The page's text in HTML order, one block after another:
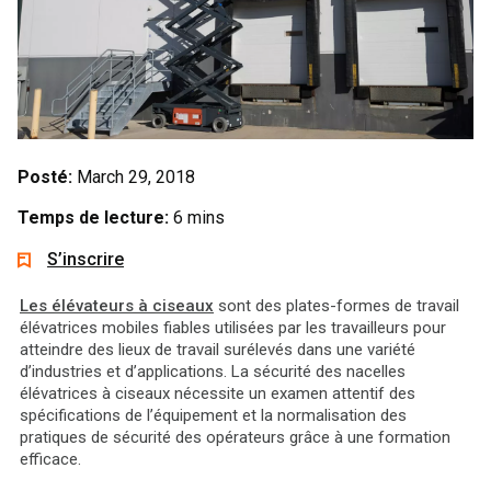
Posté: March 29, 2018
Temps de lecture: 6 mins
S’inscrire
Les élévateurs à ciseaux sont des plates-formes de travail
élévatrices mobiles fiables utilisées par les travailleurs pour
atteindre des lieux de travail surélevés dans une variété
d’industries et d’applications. La sécurité des nacelles
élévatrices à ciseaux nécessite un examen attentif des
spécifications de l’équipement et la normalisation des
pratiques de sécurité des opérateurs grâce à une formation
efficace.